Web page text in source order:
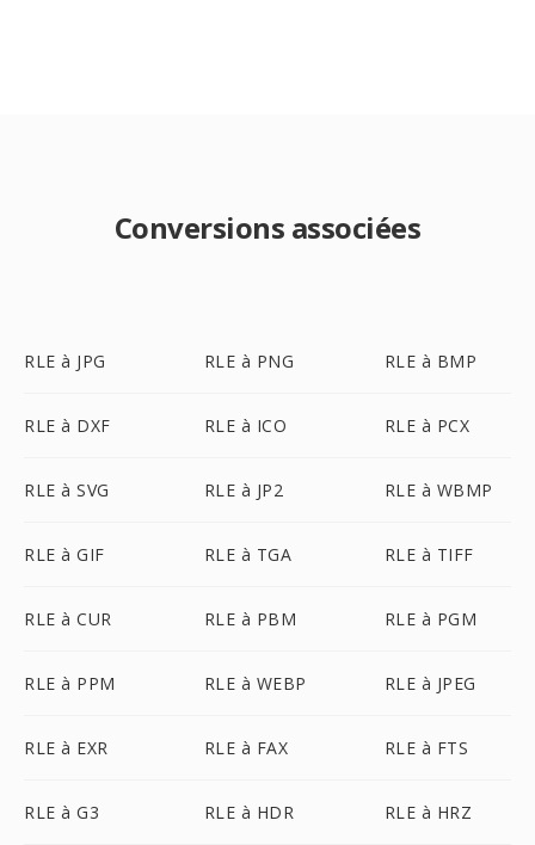
Conversions associées
RLE à JPG RLE à PNG RLE à BMP
RLE à DXF RLE à ICO RLE à PCX
RLE à SVG RLE à JP2 RLE à WBMP
RLE à GIF RLE à TGA RLE à TIFF
RLE à CUR RLE à PBM RLE à PGM
RLE à PPM RLE à WEBP RLE à JPEG
RLE à EXR RLE à FAX RLE à FTS
RLE à G3 RLE à HDR RLE à HRZ